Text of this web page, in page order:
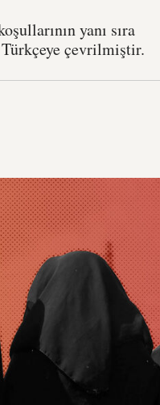
yanı sıra
Türkçeye çevrilmiştir.